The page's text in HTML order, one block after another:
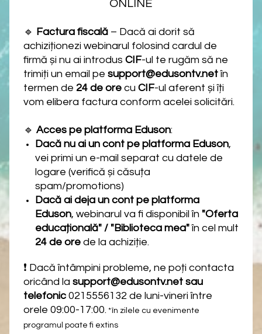
ONLINE
🔹 Factura fiscală – Dacă ai dorit să
achiziționezi webinarul folosind cardul de
firmă și nu ai introdus CIF-ul te rugăm să ne
trimiți un email pe support@edusontv.netîn
termen de 24 de ore cu CIF-ul aferent și îți
vom elibera factura conform acelei solicitări.
🔹 Acces pe platforma Eduson:
Dacă nu ai un cont pe platforma Eduson,
vei primi un e-mail separat cu datele de
logare (verifică și căsuța
spam/promotions)
Dacă ai deja un cont pe platforma
Eduson, webinarul va fi disponibil în "Oferta
educațională" / "Biblioteca mea"în cel mult
24 de ore de la achiziție.
❗ Dacă întâmpini probleme, ne poți contacta
oricând la support@edusontv.net sau
telefonic0215556132 de luni-vineri între
orele 09:00-17:00. *în zilele cu evenimente
programul poate fi extins